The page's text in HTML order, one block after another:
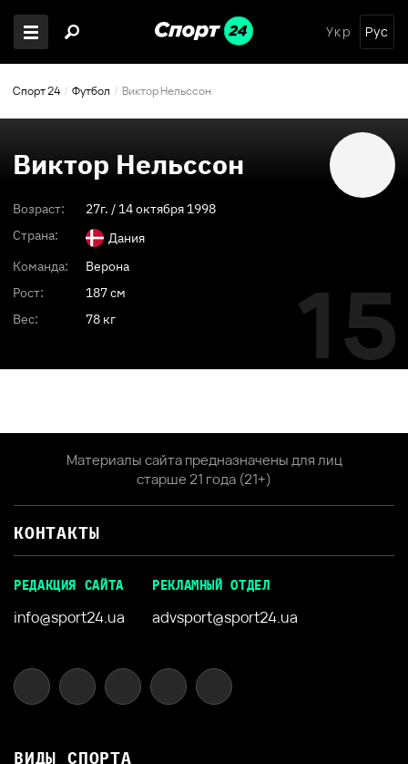
Укр Рус
Спорт 24 Футбол Виктор Нельссон
Виктор Нельссон
Возраст: 27г. / 14 октября 1998
Страна:
Дания
Команда:
Верона
Рост:
187 см
Вес:
78 кг 15
Материалы сайта предназначены для лиц
старше 21 года (21+)
КОНТАКТЫ
РЕДАКЦИЯ САЙТА
info@sport24.ua
РЕКЛАМНЫЙ ОТДЕЛ
advsport@sport24.ua
ВИДЫ СПОРТА